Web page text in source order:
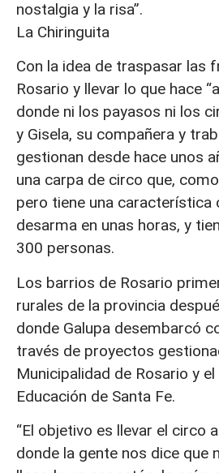
nostalgia y la risa”.
La Chiringuita
Con la idea de traspasar las
Rosario y llevar lo que hace
donde ni los payasos ni los
y Gisela, su compañera y
gestionan desde hace unos
una carpa de circo que,
pero tiene una característica
desarma en unas horas, y
300 personas.
Los barrios de Rosario
rurales de la provincia
donde Galupa desembarcó
través de proyectos
Municipalidad de Rosario y
Educación de Santa Fe.
“El objetivo es llevar el circo
donde la gente nos dice que